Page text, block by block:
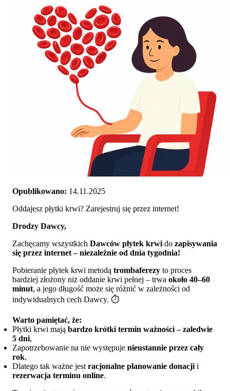
Opublikowano: 14.11.2025
Oddajesz płytki krwi? Zarejestruj się przez internet!
Drodzy Dawcy,
Zachęcamy wszystkich Dawców płytek krwi do zapisywania
się przez internet – niezależnie od dnia tygodnia!
Pobieranie płytek krwi metodą trombaferezy to proces
bardziej złożony niż oddanie krwi pełnej – trwa około 40–60
minut, a jego długość może się różnić w zależności od
indywidualnych cech Dawcy. ⏱️
Warto pamiętać, że:
Płytki krwi mają bardzo krótki termin ważności – zaledwie
5 dni,
Zapotrzebowanie na nie występuje nieustannie przez cały
rok,
Dlatego tak ważne jest racjonalne planowanie donacji i
rezerwacja terminu online.